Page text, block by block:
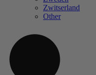
Zwitserland
Other